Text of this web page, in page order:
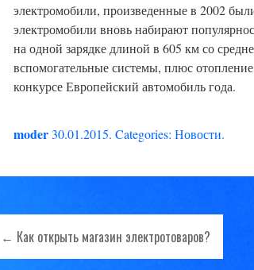
электромобили, произведенные в 2002
электромобили вновь набирают
на одной зарядке длиной в 605 км со
вспомогательные системы, плюс
конкурсе Европейский автомобиль года.
moder 30.01.2015. Categories:Новости.
Навигация
← Как открыть магазин электротоваров?